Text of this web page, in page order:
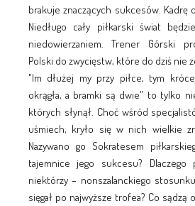
brakuje znaczących sukcesów. Kadrę
Niedługo cały piłkarski świat
niedowierzaniem. Trener Górski
Polski do zwycięstw, które do dziś nie
"Im dłużej my przy piłce, tym
okrągła, a bramki są dwie" to tylko
których słynął. Choć wśród
uśmiech, kryło się w nich wielkie
Nazywano go Sokratesem
tajemnice jego sukcesu?
niektórzy – nonszalanckiego
sięgał po najwyższe trofea? Co sądzą